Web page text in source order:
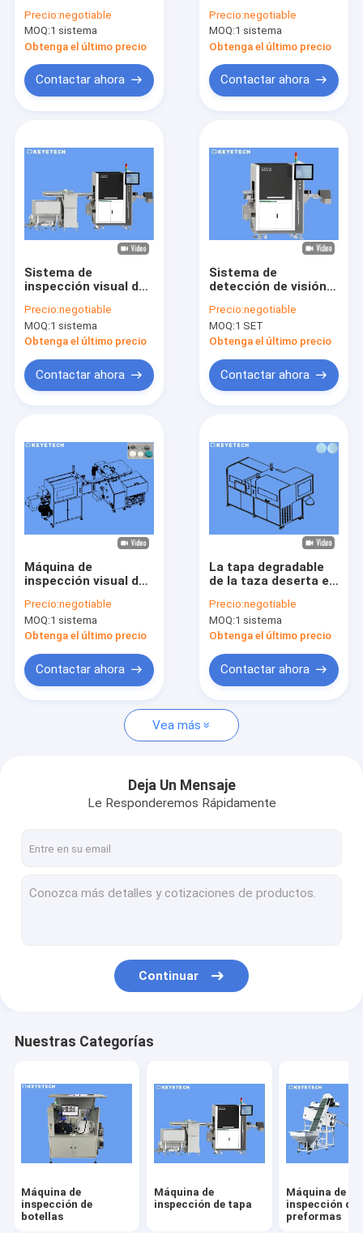
Productos
Sobre nosotros
Viaje de la fábrica
Noticias
Pida una cita
Máquina de inspección de botellas
Máquina de inspección de preformas
Máquina de inspección IML
detecta defectos del
condensador de la
película
Precio:negotiable
MOQ:1 sistema
Obtenga el último precio
Contactar ahora
inspección de la tapa
del vino de la bebida
Precio:negotiable
MOQ:1 sistema
Obtenga el último precio
Contactar ahora
Sistema de
inspección visual de
casquillo del agua
con 6 cámaras de la
industria del CCD
Precio:negotiable
MOQ:1 sistema
Obtenga el último precio
Contactar ahora
Sistema de
detección de visión
alta precisión 5kw-
7kw de potencia
Material SS 304
Precio:negotiable
MOQ:1 SET
Obtenga el último precio
Contactar ahora
Máquina de
inspección visual de
Detectores en línea
con sistema de
conteo
Precio:negotiable
MOQ:1 sistema
Obtenga el último precio
Contactar ahora
La tapa degradable
de la taza deserta el
inspección del
casquillo de la alta
precisión del
Precio:negotiable
MOQ:1 sistema
Obtenga el último precio
Contactar ahora
Vea más
Deja Un Mensaje
Le Responderemos Rápidamente
Continuar
Nuestras Categorías
Máquina de
inspección de
botellas
Máquina de
inspección de tapa
Máquina de
inspección de
preformas